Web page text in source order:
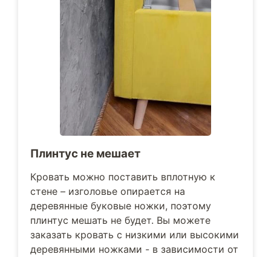
Плинтус не мешает
Кровать можно поставить вплотную к
стене – изголовье опирается на
деревянные буковые ножки, поэтому
плинтус мешать не будет. Вы можете
заказать кровать с низкими или высокими
деревянными ножками - в зависимости от